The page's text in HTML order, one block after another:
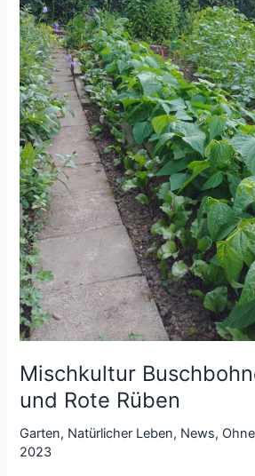
Mischkultur
und Rote Rüben
Garten, Natürlicher Leben, News,
2023